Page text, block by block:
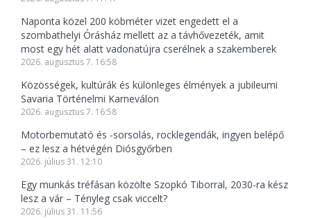
Naponta közel 200 köbméter vizet engedett el a
szombathelyi Órásház mellett az a távhővezeték, amit
most egy hét alatt vadonatújra cserélnek a szakemberek
2026. augusztus 7. 16:58
Közösségek, kultúrák és különleges élmények a jubileumi
Savaria Történelmi Karneválon
2026. augusztus 7. 16:58
Motorbemutató és -sorsolás, rocklegendák, ingyen belépő
– ez lesz a hétvégén Diósgyőrben
2026. július 31. 12:10
Egy munkás tréfásan közölte Szopkó Tiborral, 2030-ra kész
lesz a vár – Tényleg csak viccelt?
2026. július 31. 11:56